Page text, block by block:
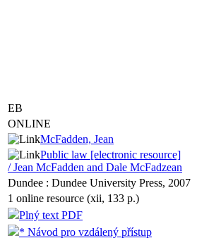
EB
ONLINE
McFadden, Jean
Public law [electronic resource]
/ Jean McFadden and Dale McFadzean
Dundee : Dundee University Press, 2007
1 online resource (xii, 133 p.)
Plný text PDF
* Návod pro vzdálený přístup